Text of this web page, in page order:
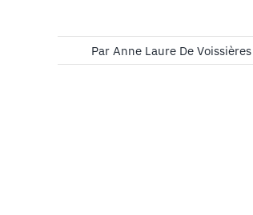
Par Anne Laure De Voissières